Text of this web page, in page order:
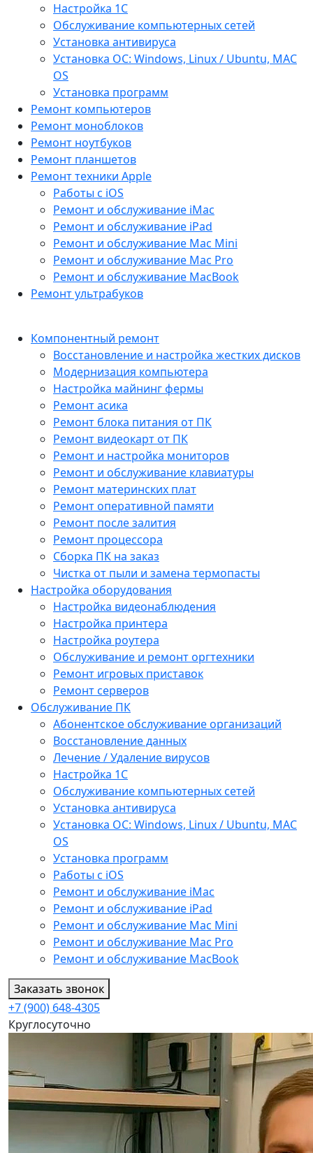
Настройка 1С
Обслуживание компьютерных сетей
Установка антивируса
Установка ОС: Windows, Linux / Ubuntu, МАС
OS
Установка программ
Ремонт компьютеров
Ремонт моноблоков
Ремонт ноутбуков
Ремонт планшетов
Ремонт техники Apple
Работы с iOS
Ремонт и обслуживание iMac
Ремонт и обслуживание iPad
Ремонт и обслуживание Mac Mini
Ремонт и обслуживание Mac Pro
Ремонт и обслуживание MacBook
Ремонт ультрабуков
Компонентный ремонт
Восстановление и настройка жестких дисков
Модернизация компьютера
Настройка майнинг фермы
Ремонт асика
Ремонт блока питания от ПК
Ремонт видеокарт от ПК
Ремонт и настройка мониторов
Ремонт и обслуживание клавиатуры
Ремонт материнских плат
Ремонт оперативной памяти
Ремонт после залития
Ремонт процессора
Сборка ПК на заказ
Чистка от пыли и замена термопасты
Настройка оборудования
Настройка видеонаблюдения
Настройка принтера
Настройка роутера
Обслуживание и ремонт оргтехники
Ремонт игровых приставок
Ремонт серверов
Обслуживание ПК
Абонентское обслуживание организаций
Восстановление данных
Лечение / Удаление вирусов
Настройка 1С
Обслуживание компьютерных сетей
Установка антивируса
Установка ОС: Windows, Linux / Ubuntu, МАС
OS
Установка программ
Работы с iOS
Ремонт и обслуживание iMac
Ремонт и обслуживание iPad
Ремонт и обслуживание Mac Mini
Ремонт и обслуживание Mac Pro
Ремонт и обслуживание MacBook
Заказать звонок
+7 (900) 648-4305
Круглосуточно